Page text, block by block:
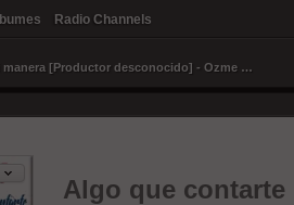
Radio Channels
A mi manera [Productor desconocido] - Ozme GM
Algo que contarte